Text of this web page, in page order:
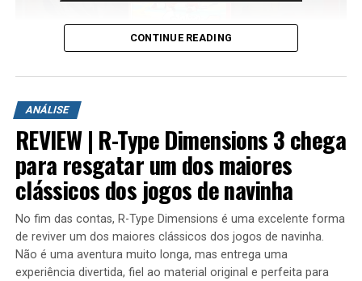
Ominiverse 2
DON'T MISS
SONIC 1 do MEGA DRIVE GANHOU HACKS INCRÍVEIS
A aventura leva o jogador para ilhas inéditas e diferentes
possível encontrar novas armas, aprimorar os
equipamentos com upgrades e completar diversas
missões que variam bastante em estrutura. Algumas
colocam o jogador contra grandes hordas de inimigos
em áreas abertas, enquanto outras acontecem em
regiões subterrâneas repletas de desafios, incluindo
inimigos mais poderosos e torres que precisam ser
destruídas dentro de um limite de tempo para que a
missão seja concluída.
CONTINUE READING
ANÁLISE
REVIEW | R-Type Dimensions 3 chega
para resgatar um dos maiores
clássicos dos jogos de navinha
No fim das contas, R-Type Dimensions é uma excelente forma
de reviver um dos maiores clássicos dos jogos de navinha.
Não é uma aventura muito longa, mas entrega uma
experiência divertida, fiel ao material original e perfeita para